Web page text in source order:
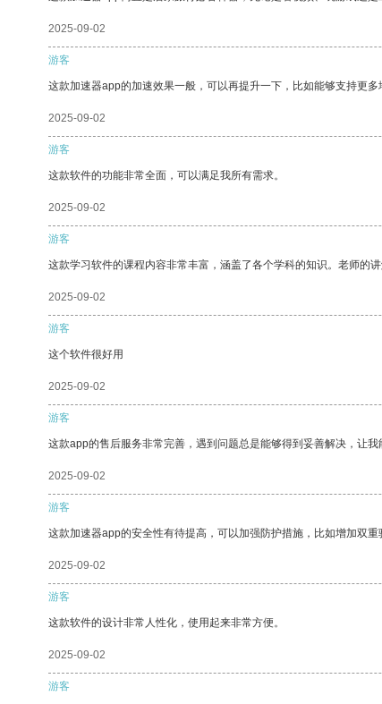
2025-09-02
游客
这款加速器app的加速效果一般，可以再提升一下，比如能够支持更多
2025-09-02
游客
这款软件的功能非常全面，可以满足我所有需求。
2025-09-02
游客
这款学习软件的课程内容非常丰富，涵盖了各个学科的知识。老师的
2025-09-02
游客
这个软件很好用
2025-09-02
游客
这款app的售后服务非常完善，遇到问题总是能够得到妥善解决，让我
2025-09-02
游客
这款加速器app的安全性有待提高，可以加强防护措施，比如增加双重
2025-09-02
游客
这款软件的设计非常人性化，使用起来非常方便。
2025-09-02
游客